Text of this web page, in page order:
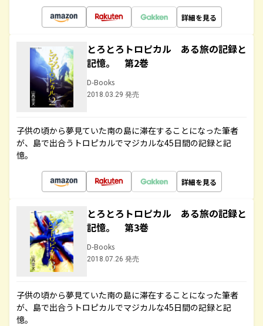
詳細を見る
とろとろトロピカル ある旅の記録と
記憶。 第2巻
D-Books
2018.03.29 発売
子供の頃から夢見ていた南の島に滞在することになった筆者
が、島で出合うトロピカルでマジカルな45日間の記録と記
憶。
詳細を見る
とろとろトロピカル ある旅の記録と
記憶。 第3巻
D-Books
2018.07.26 発売
子供の頃から夢見ていた南の島に滞在することになった筆者
が、島で出合うトロピカルでマジカルな45日間の記録と記
憶。